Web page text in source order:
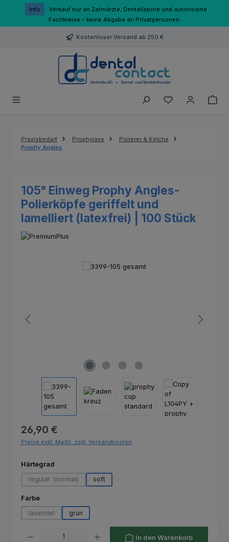
Zum Hauptinhalt springen
Info
Verkauf nur an Zahnärzte, Dentallabore und autorisierte
Fachkreise – keine Abgabe an Privatpersonen.
Kostenloser Versand ab 250 €
Du hast 0
Praxisbedarf Prophylaxe
Polierer & Kelche
Prophy Angles
105° Einweg Prophy Angles-
Polierköpfe geriffelt und
lamelliert (latexfrei) | 100 Stück
Bildergalerie überspringen
Regulärer Preis:
26,90 €
Preise exkl. MwSt. zzgl. Versandkosten
Härtegrad
regular (normal)
(Diese Option ist zurzeit nicht verfügbar.)
soft
Farbeauswählen
lavendel
(Diese Option ist zurzeit nicht verfügbar.)
grün
In den Warenkorb